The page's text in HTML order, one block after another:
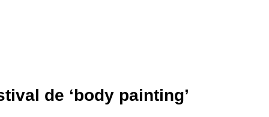
de ‘body painting’